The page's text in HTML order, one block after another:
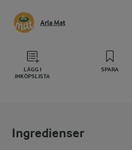
Arla Mat
LÄGG I
INKÖPSLISTA
SPARA
Ingredienser